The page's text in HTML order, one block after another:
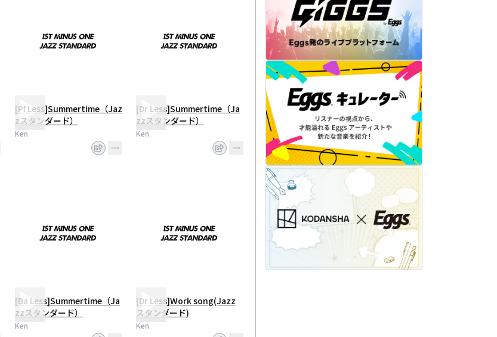
[Pf Less]Summertime（Jaz
zスタンダード）
Ken
[Dr Less]Summertime（Ja
zzスタンダード）
Ken
[Ba Less]Summertime（Ja
zzスタンダード）
Ken
[Dr Less]Work song(Jazz
スタンダード)
Ken